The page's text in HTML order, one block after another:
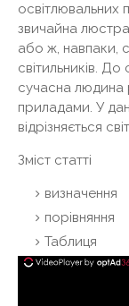
освітлювальних
звичайна
або ж, навпаки,
світильників.
сучасна людина
приладами. У
відрізняється
Зміст статті
визначення
порівняння
Таблиця